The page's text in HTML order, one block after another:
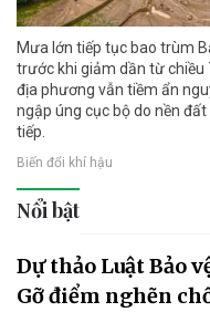
Mưa lớn tiếp tục bao trùm
trước khi giảm dần từ chiều
địa phương vẫn tiềm ẩn
ngập úng cục bộ do nền
tiếp.
Biến đổi khí hậu
Nổi bật
Dự thảo Luật Bảo
Gỡ điểm nghẽn